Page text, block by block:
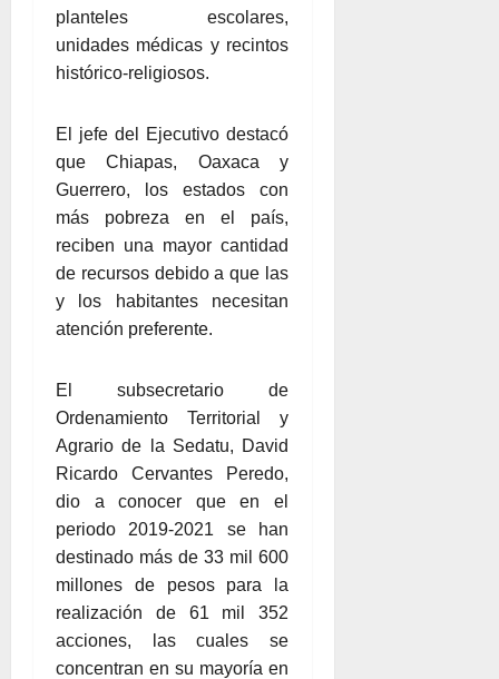
planteles escolares,
unidades médicas y recintos
histórico-religiosos.
El jefe del Ejecutivo destacó
que Chiapas, Oaxaca y
Guerrero, los estados con
más pobreza en el país,
reciben una mayor cantidad
de recursos debido a que las
y los habitantes necesitan
atención preferente.
El subsecretario de
Ordenamiento Territorial y
Agrario de la Sedatu, David
Ricardo Cervantes Peredo,
dio a conocer que en el
periodo 2019-2021 se han
destinado más de 33 mil 600
millones de pesos para la
realización de 61 mil 352
acciones, las cuales se
concentran en su mayoría en